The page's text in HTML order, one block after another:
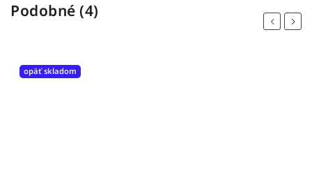
Podobné (4)
Previous
opäť skladom
Next